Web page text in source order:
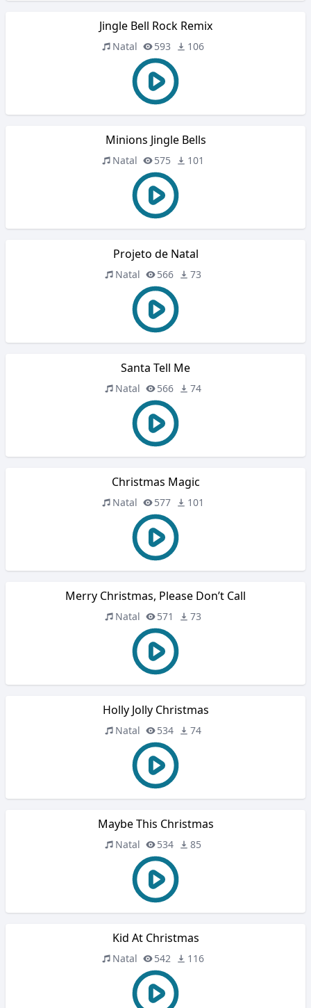
Jingle Bell Rock Remix
Natal 593 106
Minions Jingle Bells
Natal 575 101
Projeto de Natal
Natal 566 73
Santa Tell Me
Natal 566 74
Christmas Magic
Natal 577 101
Merry Christmas, Please Don’t Call
Natal 571 73
Holly Jolly Christmas
Natal 534 74
Maybe This Christmas
Natal 534 85
Kid At Christmas
Natal 542 116